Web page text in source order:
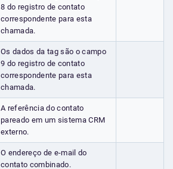
8 do registro de contato
correspondente para esta
chamada.
Os dados da tag são o campo
9 do registro de contato
correspondente para esta
chamada.
A referência do contato
pareado em um sistema CRM
externo.
O endereço de e-mail do
contato combinado.